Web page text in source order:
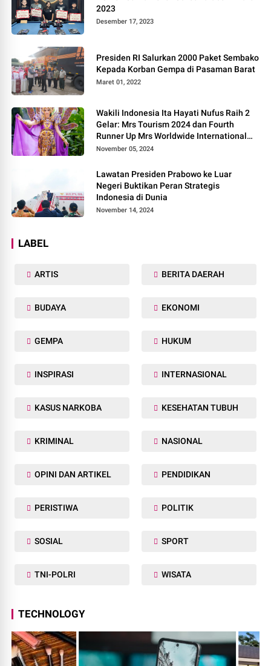
2023
Desember 17, 2023
Presiden RI Salurkan 2000 Paket Sembako
Kepada Korban Gempa di Pasaman Barat
Maret 01, 2022
Wakili Indonesia Ita Hayati Nufus Raih 2
Gelar: Mrs Tourism 2024 dan Fourth
Runner Up Mrs Worldwide International
2024, di Pemilihan Mrs Worldwide 2024
November 05, 2024
Lawatan Presiden Prabowo ke Luar
Negeri Buktikan Peran Strategis
Indonesia di Dunia
November 14, 2024
LABEL
ARTIS BERITA DAERAH
BUDAYA EKONOMI
GEMPA HUKUM
INSPIRASI INTERNASIONAL
KASUS NARKOBA KESEHATAN TUBUH
KRIMINAL NASIONAL
OPINI DAN ARTIKEL PENDIDIKAN
PERISTIWA POLITIK
SOSIAL SPORT
TNI-POLRI WISATA
TECHNOLOGY